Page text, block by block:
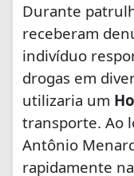
Durante
receberam
indivíduo
drogas em
utilizaria um
transporte. Ao
Antônio
rapidamente